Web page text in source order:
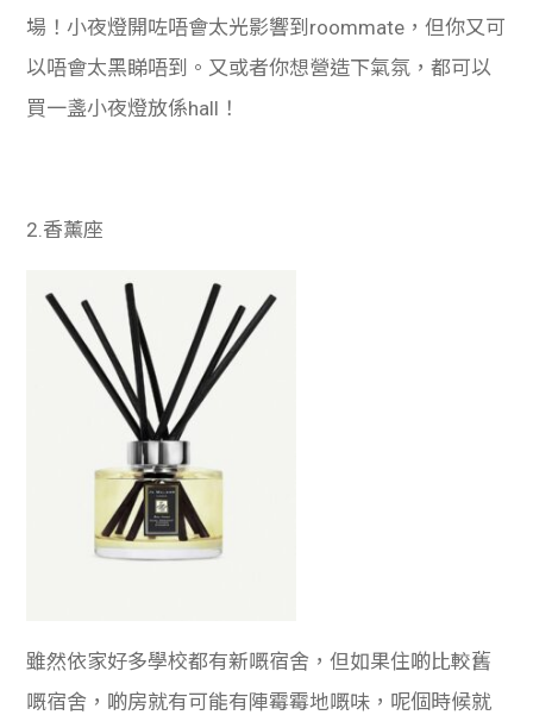
場！小夜燈開咗唔會太光影響到roommate，但你又可
以唔會太黑睇唔到。又或者你想營造下氣氛，都可以
買一盞小夜燈放係hall！
2.香薰座
雖然依家好多學校都有新嘅宿舍，但如果住啲比較舊
嘅宿舍，啲房就有可能有陣霉霉地嘅味，呢個時候就